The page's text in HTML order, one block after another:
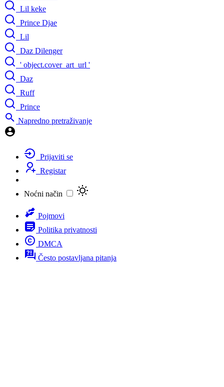
Lil keke
Prince Djae
Lil
Daz Dilenger
' object.cover_art_url '
Daz
Ruff
Prince
Napredno pretraživanje
Prijaviti se
Registar
Noćni način
Pojmovi
Politika privatnosti
DMCA
Često postavljana pitanja